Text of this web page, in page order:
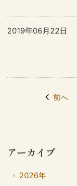
2019年06月22日
前へ
アーカイブ
2026年